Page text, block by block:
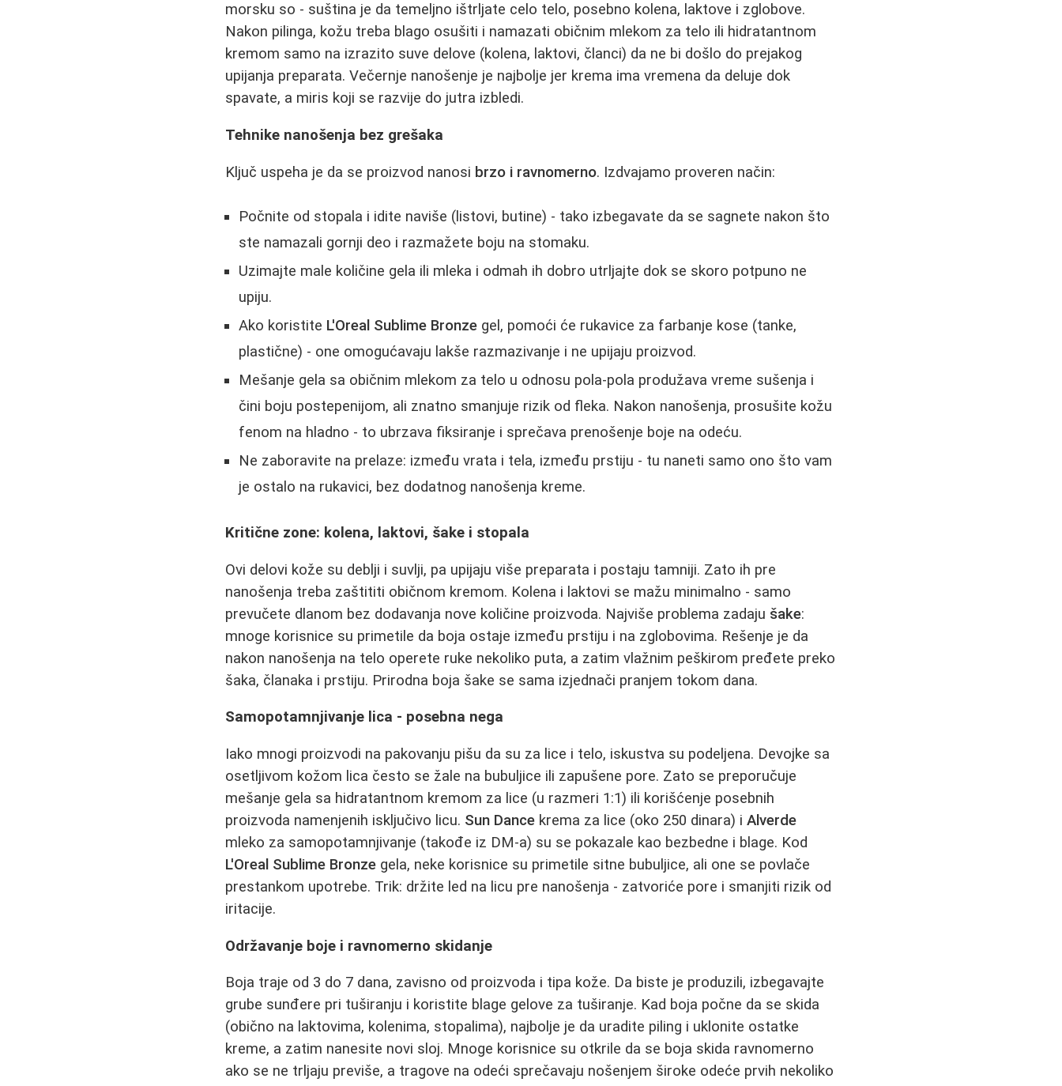
morsku so - suština je da temeljno ištrljate celo telo, posebno kolena, laktove i zglobove.
Nakon pilinga, kožu treba blago osušiti i namazati običnim mlekom za telo ili hidratantnom
kremom samo na izrazito suve delove (kolena, laktovi, članci) da ne bi došlo do prejakog
upijanja preparata. Večernje nanošenje je najbolje jer krema ima vremena da deluje dok
spavate, a miris koji se razvije do jutra izbledi.
Tehnike nanošenja bez grešaka
Ključ uspeha je da se proizvod nanosi brzo i ravnomerno. Izdvajamo proveren način:
Počnite od stopala i idite naviše (listovi, butine) - tako izbegavate da se sagnete nakon što
ste namazali gornji deo i razmažete boju na stomaku.
Uzimajte male količine gela ili mleka i odmah ih dobro utrljajte dok se skoro potpuno ne
upiju.
Ako koristite L'Oreal Sublime Bronze gel, pomoći će rukavice za farbanje kose (tanke,
plastične) - one omogućavaju lakše razmazivanje i ne upijaju proizvod.
Mešanje gela sa običnim mlekom za telo u odnosu pola‑pola produžava vreme sušenja i
čini boju postepenijom, ali znatno smanjuje rizik od fleka. Nakon nanošenja, prosušite kožu
fenom na hladno - to ubrzava fiksiranje i sprečava prenošenje boje na odeću.
Ne zaboravite na prelaze: između vrata i tela, između prstiju - tu naneti samo ono što vam
je ostalo na rukavici, bez dodatnog nanošenja kreme.
Kritične zone: kolena, laktovi, šake i stopala
Ovi delovi kože su deblji i suvlji, pa upijaju više preparata i postaju tamniji. Zato ih pre
nanošenja treba zaštititi običnom kremom. Kolena i laktovi se mažu minimalno - samo
prevučete dlanom bez dodavanja nove količine proizvoda. Najviše problema zadaju šake:
mnoge korisnice su primetile da boja ostaje između prstiju i na zglobovima. Rešenje je da
nakon nanošenja na telo operete ruke nekoliko puta, a zatim vlažnim peškirom pređete preko
šaka, članaka i prstiju. Prirodna boja šake se sama izjednači pranjem tokom dana.
Samopotamnjivanje lica - posebna nega
Iako mnogi proizvodi na pakovanju pišu da su za lice i telo, iskustva su podeljena. Devojke sa
osetljivom kožom lica često se žale na bubuljice ili zapušene pore. Zato se preporučuje
mešanje gela sa hidratantnom kremom za lice (u razmeri 1:1) ili korišćenje posebnih
proizvoda namenjenih isključivo licu. Sun Dance krema za lice (oko 250 dinara) iAlverde
mleko za samopotamnjivanje (takođe iz DM‑a) su se pokazale kao bezbedne i blage. Kod
L'Oreal Sublime Bronze gela, neke korisnice su primetile sitne bubuljice, ali one se povlače
prestankom upotrebe. Trik: držite led na licu pre nanošenja - zatvoriće pore i smanjiti rizik od
iritacije.
Održavanje boje i ravnomerno skidanje
Boja traje od 3 do 7 dana, zavisno od proizvoda i tipa kože. Da biste je produzili, izbegavajte
grube sunđere pri tuširanju i koristite blage gelove za tuširanje. Kad boja počne da se skida
(obično na laktovima, kolenima, stopalima), najbolje je da uradite piling i uklonite ostatke
kreme, a zatim nanesite novi sloj. Mnoge korisnice su otkrile da se boja skida ravnomerno
ako se ne trljaju previše, a tragove na odeći sprečavaju nošenjem široke odeće prvih nekoliko